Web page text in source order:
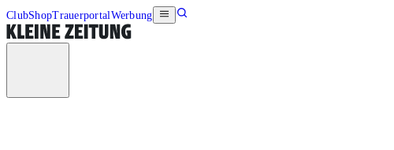
ClubShopTrauerportalWerbung